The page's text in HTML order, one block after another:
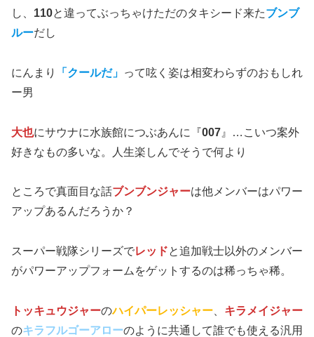
し、 110と違ってぶっちゃけただのタキシード来たブンブ
ルーだし
にんまり 「クールだ」 って呟く姿は相変わらずのおもしれ
ー男
大也にサウナに水族館につぶあんに『007 』…こいつ案外
好きなもの多いな。人生楽しんでそうで何より
ところで真面目な話ブンブンジャーは他メンバーはパワー
アップあるんだろうか？
スーパー戦隊シリーズでレッドと追加戦士以外のメンバー
がパワーアップフォームをゲットするのは稀っちゃ稀。
トッキュウジャーのハイパーレッシャー
キラメイジャー
のキラフルゴーアローのように共通して誰でも使える汎用